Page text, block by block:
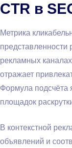
CTR в
Метрика
рекламных
отражает
Формула подсчёта
площадок
В контекстной
объявлений и